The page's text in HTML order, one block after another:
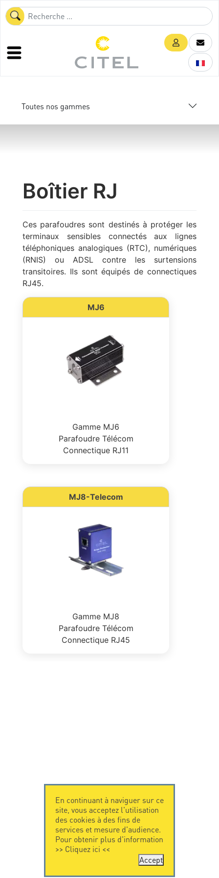
Toutes nos gammes
Boîtier RJ
Ces parafoudres sont destinés à protéger les
terminaux sensibles connectés aux lignes
téléphoniques analogiques (RTC), numériques
(RNIS) ou ADSL contre les surtensions
transitoires. Ils sont équipés de connectiques
RJ45.
MJ6
Gamme MJ6
Parafoudre Télécom
Connectique RJ11
MJ8-Telecom
Gamme MJ8
Parafoudre Télécom
Connectique RJ45
En continuant à naviguer sur ce
site, vous acceptez l'utilisation
des cookies à des fins de
services et mesure d'audience.
Pour obtenir plus d'information
>> Cliquez ici <<
Accept